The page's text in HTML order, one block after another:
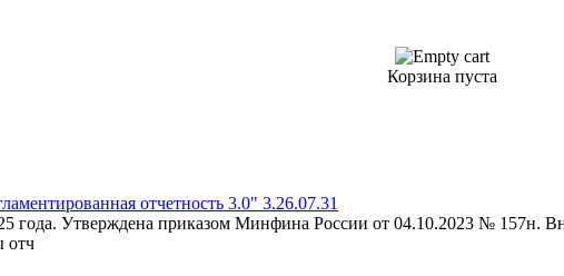
Корзина пуста
отчетность 3.0" 3.26.07.31
года. Утверждена приказом Минфина России от 04.10.2023 № 157н.
отч